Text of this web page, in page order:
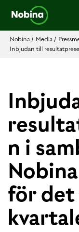
Nobina / Media /
Inbjudan till
n i
för